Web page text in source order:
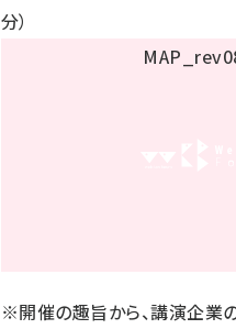
分）
※開催の趣旨から、講演企業